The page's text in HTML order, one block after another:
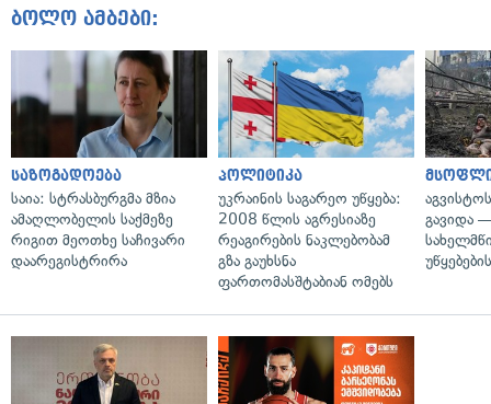
ბოლო ამბები:
საზოგადოება
საია: სტრასბურგმა მზია
ამაღლობელის საქმეზე
რიგით მეოთხე საჩივარი
დაარეგისტრირა
პოლიტიკა
უკრაინის საგარეო უწყება:
2008 წლის აგრესიაზე
რეაგირების ნაკლებობამ
გზა გაუხსნა
ფართომასშტაბიან ომებს
გავიდა